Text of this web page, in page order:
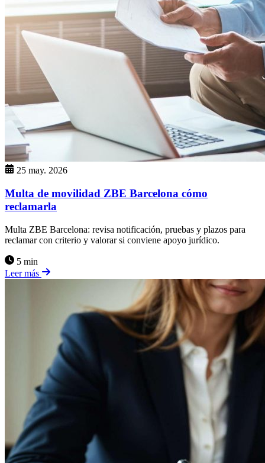
25 may. 2026
Multa de movilidad ZBE Barcelona cómo
reclamarla
Multa ZBE Barcelona: revisa notificación, pruebas y plazos para
reclamar con criterio y valorar si conviene apoyo jurídico.
5 min
Leer más